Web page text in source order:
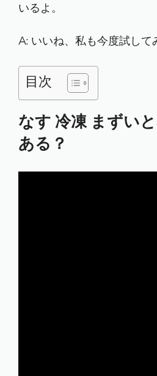
いるよ。
A: いいね、私も今度試して
目次
なす 冷凍 まずい
ある？